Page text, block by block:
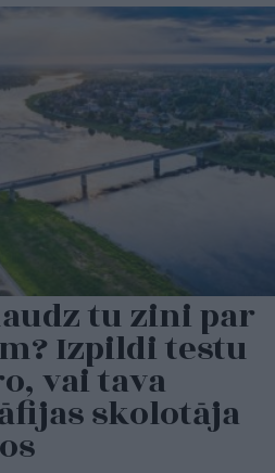
tu zini par
Izpildi testu
vai tava
skolotāja